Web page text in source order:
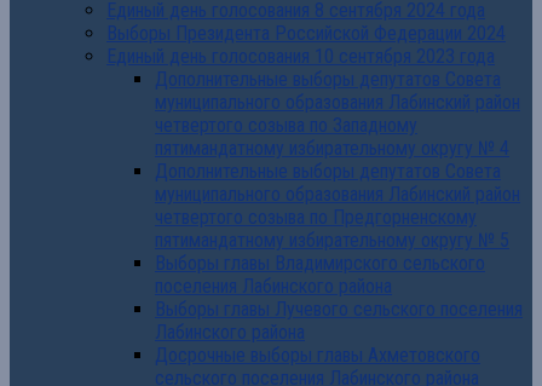
Единый день голосования 8 сентября 2024 года
Выборы Президента Российской Федерации 2024
Единый день голосования 10 сентября 2023 года
Дополнительные выборы депутатов Совета
муниципального образования Лабинский район
четвертого созыва по Западному
пятимандатному избирательному округу № 4
Дополнительные выборы депутатов Совета
муниципального образования Лабинский район
четвертого созыва по Предгорненскому
пятимандатному избирательному округу № 5
Выборы главы Владимирского сельского
поселения Лабинского района
Выборы главы Лучевого сельского поселения
Лабинского района
Досрочные выборы главы Ахметовского
сельского поселения Лабинского района